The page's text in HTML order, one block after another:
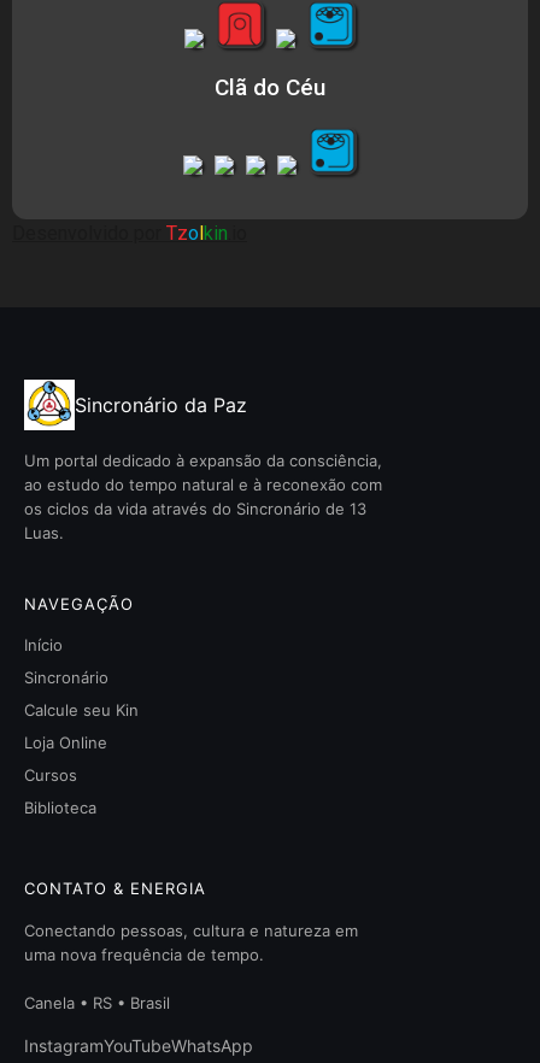
Clã do Céu
Tzo kin
Sincronário da Paz
Um portal dedicado à expansão da consciência,
ao estudo do tempo natural e à reconexão com
os ciclos da vida através do Sincronário de 13
Luas.
NAVEGAÇÃO
Início
Sincronário
Calcule seu Kin
Loja Online
Cursos
Biblioteca
CONTATO & ENERGIA
Conectando pessoas, cultura e natureza em
uma nova frequência de tempo.
Canela • RS • Brasil
InstagramYouTubeWhatsApp